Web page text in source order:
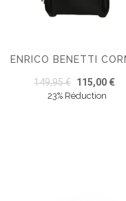
149,95 € 115,00 €
23% Réduction